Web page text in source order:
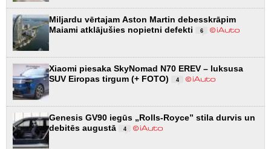
Miljardu vērtajam Aston Martin debesskrāpim
Maiami atklājušies nopietni defekti
6
Xiaomi piesaka SkyNomad N70 EREV – luksusa
SUV Eiropas tirgum (+ FOTO)
4
Genesis GV90 iegūs „Rolls-Royce” stila durvis un
debitēs augustā
4